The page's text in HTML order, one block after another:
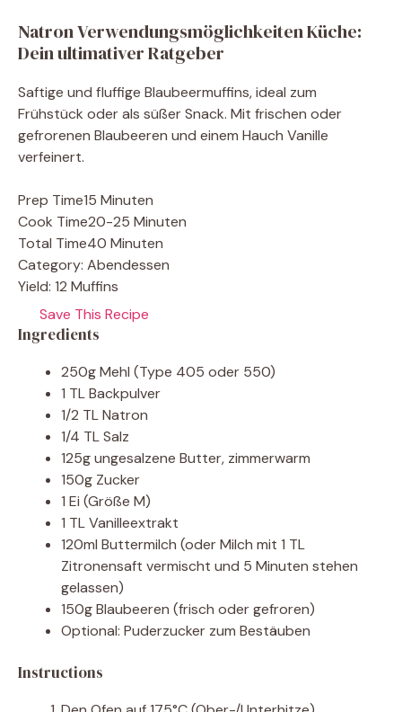
Natron Verwendungsmöglichkeiten Küche:
Dein ultimativer Ratgeber
Saftige und fluffige Blaubeermuffins, ideal zum
Frühstück oder als süßer Snack. Mit frischen oder
gefrorenen Blaubeeren und einem Hauch Vanille
verfeinert.
Prep Time15 Minuten
Cook Time20-25 Minuten
Total Time40 Minuten
Category: Abendessen
Yield: 12 Muffins
Save This Recipe
Ingredients
250g Mehl (Type 405 oder 550)
1 TL Backpulver
1/2 TL Natron
1/4 TL Salz
125g ungesalzene Butter, zimmerwarm
150g Zucker
1 Ei (Größe M)
1 TL Vanilleextrakt
120ml Buttermilch (oder Milch mit 1 TL
Zitronensaft vermischt und 5 Minuten stehen
gelassen)
150g Blaubeeren (frisch oder gefroren)
Optional: Puderzucker zum Bestäuben
Instructions